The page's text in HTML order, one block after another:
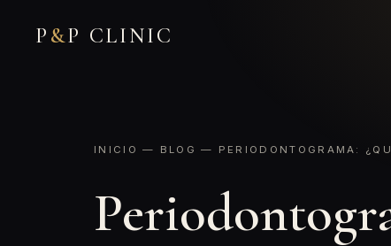
P &P CLINIC
INICIO — BLOG — PERIODONTOGRAMA: